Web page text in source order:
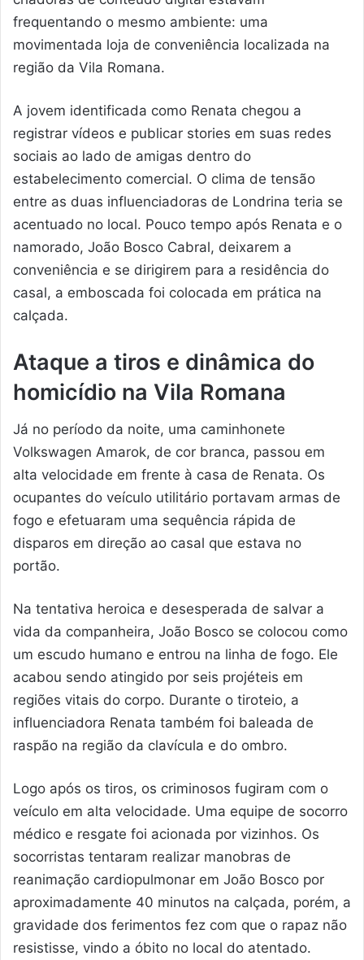
frequentando o mesmo ambiente: uma
movimentada loja de conveniência localizada na
região da Vila Romana.
A jovem identificada como Renata chegou a
registrar vídeos e publicar stories em suas redes
sociais ao lado de amigas dentro do
estabelecimento comercial. O clima de tensão
entre as duas influenciadoras de Londrina teria se
acentuado no local. Pouco tempo após Renata e o
namorado, João Bosco Cabral, deixarem a
conveniência e se dirigirem para a residência do
casal, a emboscada foi colocada em prática na
calçada.
Ataque a tiros e dinâmica do
homicídio na Vila Romana
Já no período da noite, uma caminhonete
Volkswagen Amarok, de cor branca, passou em
alta velocidade em frente à casa de Renata. Os
ocupantes do veículo utilitário portavam armas de
fogo e efetuaram uma sequência rápida de
disparos em direção ao casal que estava no
portão.
Na tentativa heroica e desesperada de salvar a
vida da companheira, João Bosco se colocou como
um escudo humano e entrou na linha de fogo. Ele
acabou sendo atingido por seis projéteis em
regiões vitais do corpo. Durante o tiroteio, a
influenciadora Renata também foi baleada de
raspão na região da clavícula e do ombro.
Logo após os tiros, os criminosos fugiram com o
veículo em alta velocidade. Uma equipe de socorro
médico e resgate foi acionada por vizinhos. Os
socorristas tentaram realizar manobras de
reanimação cardiopulmonar em João Bosco por
aproximadamente 40 minutos na calçada, porém, a
gravidade dos ferimentos fez com que o rapaz não
resistisse, vindo a óbito no local do atentado.